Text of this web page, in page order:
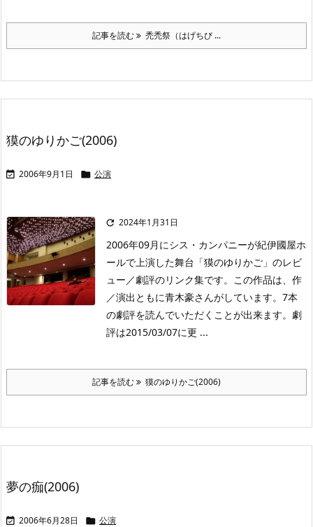
記事を読む 禿禿祭（はげちび ...
獏のゆりかご(2006)
 2006年9月1日  公演
 2024年1月31日
2006年09月にシス・カンパニーが紀伊國屋ホ
ールで上演した舞台「獏のゆりかご」のレビ
ュー／劇評のリンク集です。この作品は、作
／演出ともに青木豪さんがしています。7本
の劇評を読んでいただくことが出来ます。劇
評は2015/03/07に更 ...
記事を読む 獏のゆりかご(2006)
夢の痂(2006)
 2006年6月28日  公演